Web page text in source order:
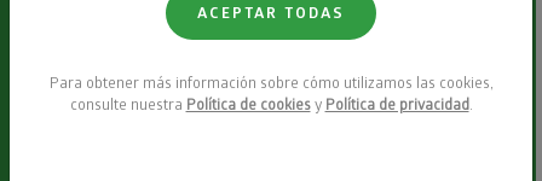
ACEPTAR TODAS
Para obtener más información sobre cómo utilizamos las cookies,
consulte nuestra Política de cookiesy Política de privacidad.